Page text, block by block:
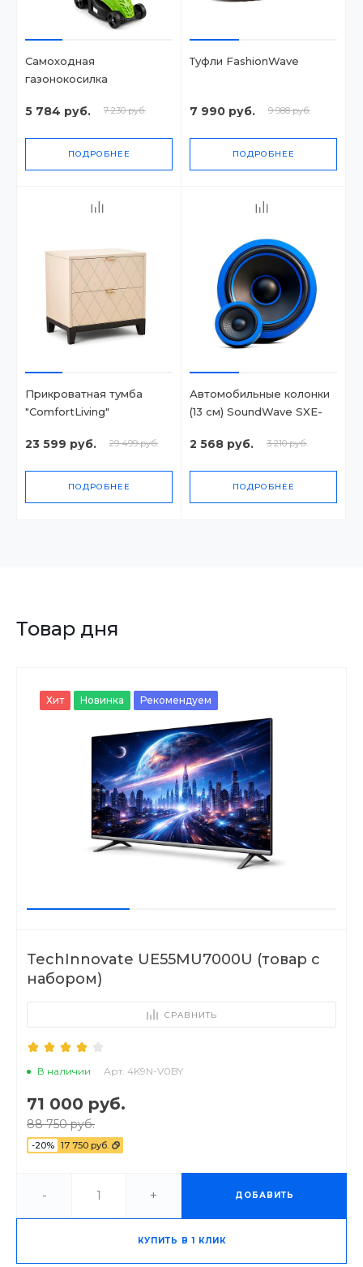
Самоходная
газонокосилка
5 784 руб. 7 230 руб.
ПОДРОБНЕЕ
Туфли FashionWave
7 990 руб. 9 988 руб.
ПОДРОБНЕЕ
Прикроватная тумба
"ComfortLiving"
23 599 руб. 29 499 руб.
ПОДРОБНЕЕ
Автомобильные колонки
(13 см) SoundWave SXE-
2 568 руб. 3 210 руб.
ПОДРОБНЕЕ
Товар дня
Хит Новинка Рекомендуем
TechInnovate UE55MU7000U (товар с
набором)
СРАВНИТЬ
В наличии Арт. 4K9N-V0BY
71 000 руб.
88 750 руб.
-20% 17 750 руб.
- + ДОБАВИТЬ
КУПИТЬ В 1 КЛИК